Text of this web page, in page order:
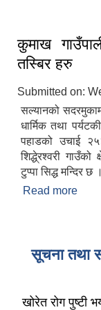
कुमाख
तस्बिर हरु
Submitted on:
सल्यानको
धार्मिक तथा
पहाडको उचाई
शिद्धे्रश्वरी
टुप्पा सिद्ध मन्दिर
Read more
सूचना तथा
खोरेत रोग पुष्टी